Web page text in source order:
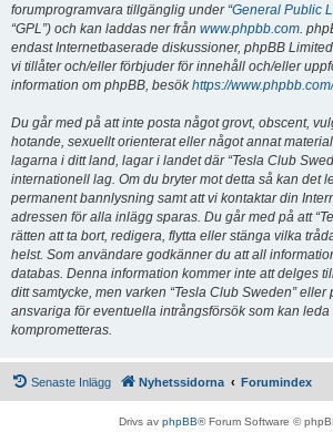
forumprogramvara tillgänglig under “General Public
“GPL”) och kan laddas ner från www.phpbb.com.
endast Internetbaserade diskussioner, phpBB
vi tillåter och/eller förbjuder för innehåll och/eller
information om phpBB, besökhttps://www.phpbb.com/
Du går med på att inte posta något grovt, obscent,
hotande, sexuellt orienterat eller något annat
lagarna i ditt land, lagar i landet där “Tesla Club
internationell lag. Om du bryter mot detta så kan det
permanent bannlysning samt att vi kontaktar din
adressen för alla inlägg sparas. Du går med på att
rätten att ta bort, redigera, flytta eller stänga vilka
helst. Som användare godkänner du att all
databas. Denna information kommer inte att delges
ditt samtycke, men varken “Tesla Club Sweden”
ansvariga för eventuella intrångsförsök som kan leda
komprometteras.
Senaste Inlägg Nyhetssidorna Forumindex
Drivs av phpBB® Forum Software ©